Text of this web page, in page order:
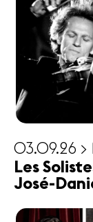
03.09.26 >
Les
José-